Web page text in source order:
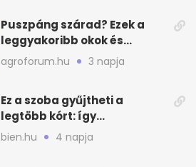
Puszpáng szárad? Ezek a
leggyakoribb okok és
teendők
agroforum.hu 3 napja
Ez a szoba gyűjtheti a
legtöbb kórt: így
mélytisztítsd otthon
bien.hu 4 napja